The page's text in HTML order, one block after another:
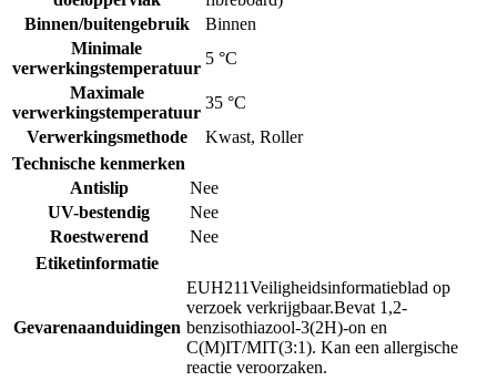
Binnen/buitengebruik
Binnen
Minimale
verwerkingstemperatuur
5 °C
Maximale
verwerkingstemperatuur
35 °C
Verwerkingsmethode
Kwast, Roller
Technische kenmerken
Antislip
Nee
UV-bestendig
Nee
Roestwerend
Nee
Etiketinformatie
Gevarenaanduidingen
EUH211Veiligheidsinformatieblad op
verzoek verkrijgbaar.Bevat 1,2-
benzisothiazool-3(2H)-on en
C(M)IT/MIT(3:1). Kan een allergische
reactie veroorzaken.